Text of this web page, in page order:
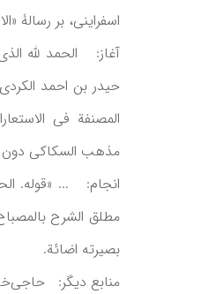
اسفراینی، بر رسالۀ
آغاز: الحمد لله
حیدر بن احمد الکردی
المصنفة فی
مذهب السکاکی دون
انجام: ... «قوله.
مطلق الشرح
بصیرته اضائة.
منابع دیگر: حاجی‌خلیفه، 1/45 «رسالة